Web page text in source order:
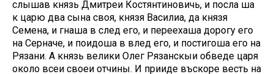
слышав князь Дмитреи Костянтиновичь, и посла ша
к царю два сына своя, князя Василиа, да князя
Семена, и гнаша в след его, и переехаша дорогу его
на Серначе, и поидоша в влед его, и постигоша его на
Рязани. А князь велики Олег Рязанскыи обведе царя
около всеи своеи отчины. И прииде въскоре весть на